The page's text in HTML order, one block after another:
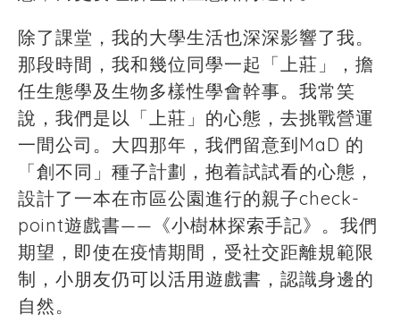
除了課堂，我的大學生活也深深影響了我。
那段時間，我和幾位同學一起「上莊」，擔
任生態學及生物多樣性學會幹事。我常笑
說，我們是以「上莊」的心態，去挑戰營運
一間公司。大四那年，我們留意到MaD 的
「創不同」種子計劃，抱着試試看的心態，
設計了一本在市區公園進行的親子check-
point遊戲書——《小樹林探索手記》。我們
期望，即使在疫情期間，受社交距離規範限
制，小朋友仍可以活用遊戲書，認識身邊的
自然。